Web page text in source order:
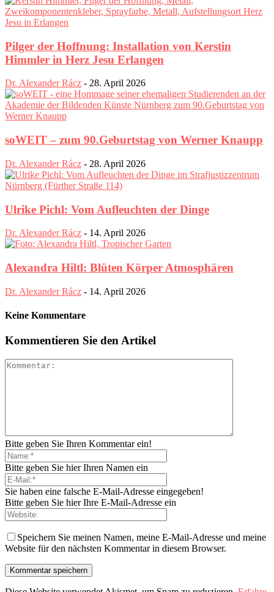
Pilger der Hoffnung: Installation von Kerstin
Himmler in Herz Jesu Erlangen
Dr. Alexander Rácz - 28. April 2026
soWEIT – zum 90.Geburtstag von Werner Knaupp
Dr. Alexander Rácz - 28. April 2026
Ulrike Pichl: Vom Aufleuchten der Dinge
Dr. Alexander Rácz - 14. April 2026
Alexandra Hiltl: Blüten Körper Atmosphären
Dr. Alexander Rácz - 14. April 2026
Keine Kommentare
Kommentieren Sie den Artikel
Bitte geben Sie Ihren Kommentar ein!
Bitte geben Sie hier Ihren Namen ein
Sie haben eine falsche E-Mail-Adresse eingegeben!
Bitte geben Sie hier Ihre E-Mail-Adresse ein
Speichern Sie meinen Namen, meine E-Mail-Adresse und meine
Website für den nächsten Kommentar in diesem Browser.